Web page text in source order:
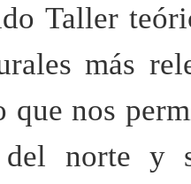
Taller
más
que nos
del norte y